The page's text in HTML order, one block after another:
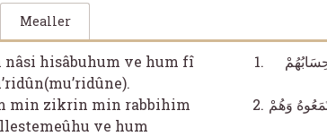
Mealler
hisâbuhum ve hum fî
min zikrin min rabbihim
ve hum
وَهُمْ